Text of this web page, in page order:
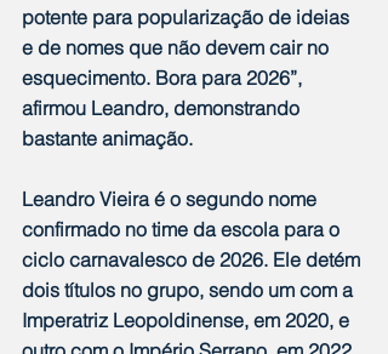
potente para popularização de ideias
e de nomes que não devem cair no
esquecimento. Bora para 2026”,
afirmou Leandro, demonstrando
bastante animação.
Leandro Vieira é o segundo nome
confirmado no time da escola para o
ciclo carnavalesco de 2026. Ele detém
dois títulos no grupo, sendo um com a
Imperatriz Leopoldinense, em 2020, e